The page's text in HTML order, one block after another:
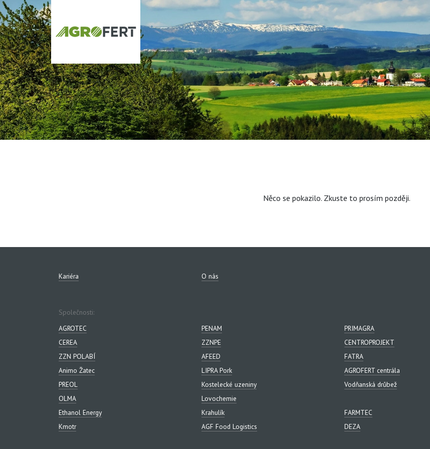
Něco se pokazilo. Zkuste to prosím později.
Kariéra O nás
Společnosti:
AGROTEC
PENAM PRIMAGRA
CEREA
ZZNPE CENTROPROJEKT
ZZN POLABÍ
AFEED FATRA
Animo Žatec
LIPRA Pork AGROFERT centrála
PREOL
Kostelecké uzeniny Vodňanská drůbež
OLMA
Lovochemie
Ethanol Energy
Krahulík FARMTEC
Kmotr
AGF Food Logistics DEZA